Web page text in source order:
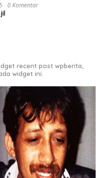
0 Komentar
recent post wpberita,
widget ini.